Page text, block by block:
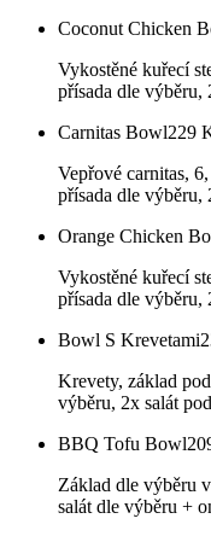
Coconut Chicken
Vykostěné kuřecí
přísada dle výběru,
Carnitas Bowl229
Vepřové carnitas,
přísada dle výběru,
Orange Chicken
Vykostěné kuřecí
přísada dle výběru,
Bowl S Krevetami
Krevety, základ
výběru, 2x salát
BBQ Tofu Bowl
Základ dle výběru
salát dle výběru +